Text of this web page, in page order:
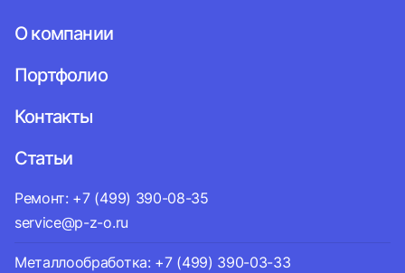
О компании
Портфолио
Контакты
Статьи
Ремонт: +7 (499) 390-08-35
service@p-z-o.ru
Металлообработка: +7 (499) 390-03-33